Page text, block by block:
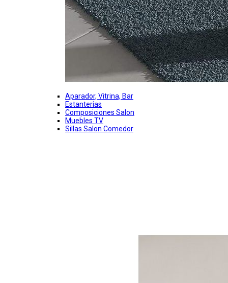
Aparador, Vitrina, Bar
Estanterias
Composiciones Salon
Muebles TV
Sillas Salon Comedor